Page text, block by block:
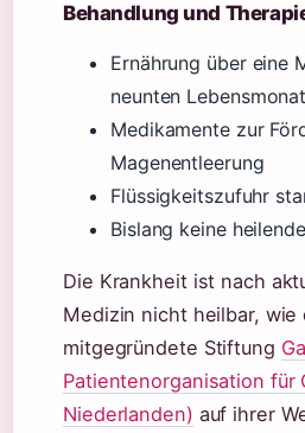
Behandlung und
Ernährung über eine
neunten
Medikamente zur
Magenentleerung
Flüssigkeitszufuhr
Bislang keine
Die Krankheit ist nach
Medizin nicht heilbar, wie
mitgegründete Stiftung
Patientenorganisation für
Niederlanden) auf ihrer